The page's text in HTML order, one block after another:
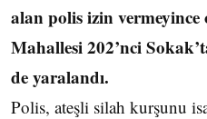
alan polis izin
Mahallesi 202’nci
de yaralandı.
Polis, ateşli silah kurşunu